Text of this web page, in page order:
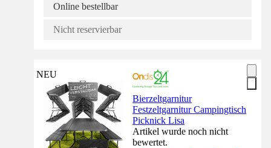
Online bestellbar
Nicht reservierbar
NEU
Bierzeltgarnitur
Festzeltgarnitur Campingtisch
Picknick Lisa
Artikel wurde noch nicht
bewertet.